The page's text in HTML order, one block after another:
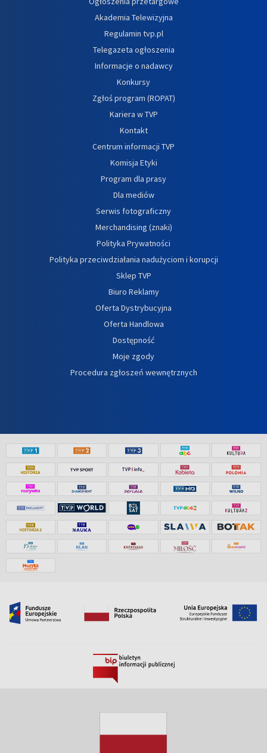
Akademia Telewizyjna
Regulamin tvp.pl
Telegazeta ogłoszenia
Informacje o nadawcy
Konkursy
Zgłoś program (ROPAT)
Kariera w TVP
Kontakt
Centrum informacji TVP
Komisja Etyki
Program dla prasy
Dla mediów
Serwis fotograficzny
Merchandising (znaki)
Polityka Prywatności
Polityka przeciwdziałania nadużyciom i korupcji
Sklep TVP
Biuro Reklamy
Oferta Dystrybucyjna
Oferta Handlowa
Dostępność
Moje zgody
Procedura zgłoszeń wewnętrznych